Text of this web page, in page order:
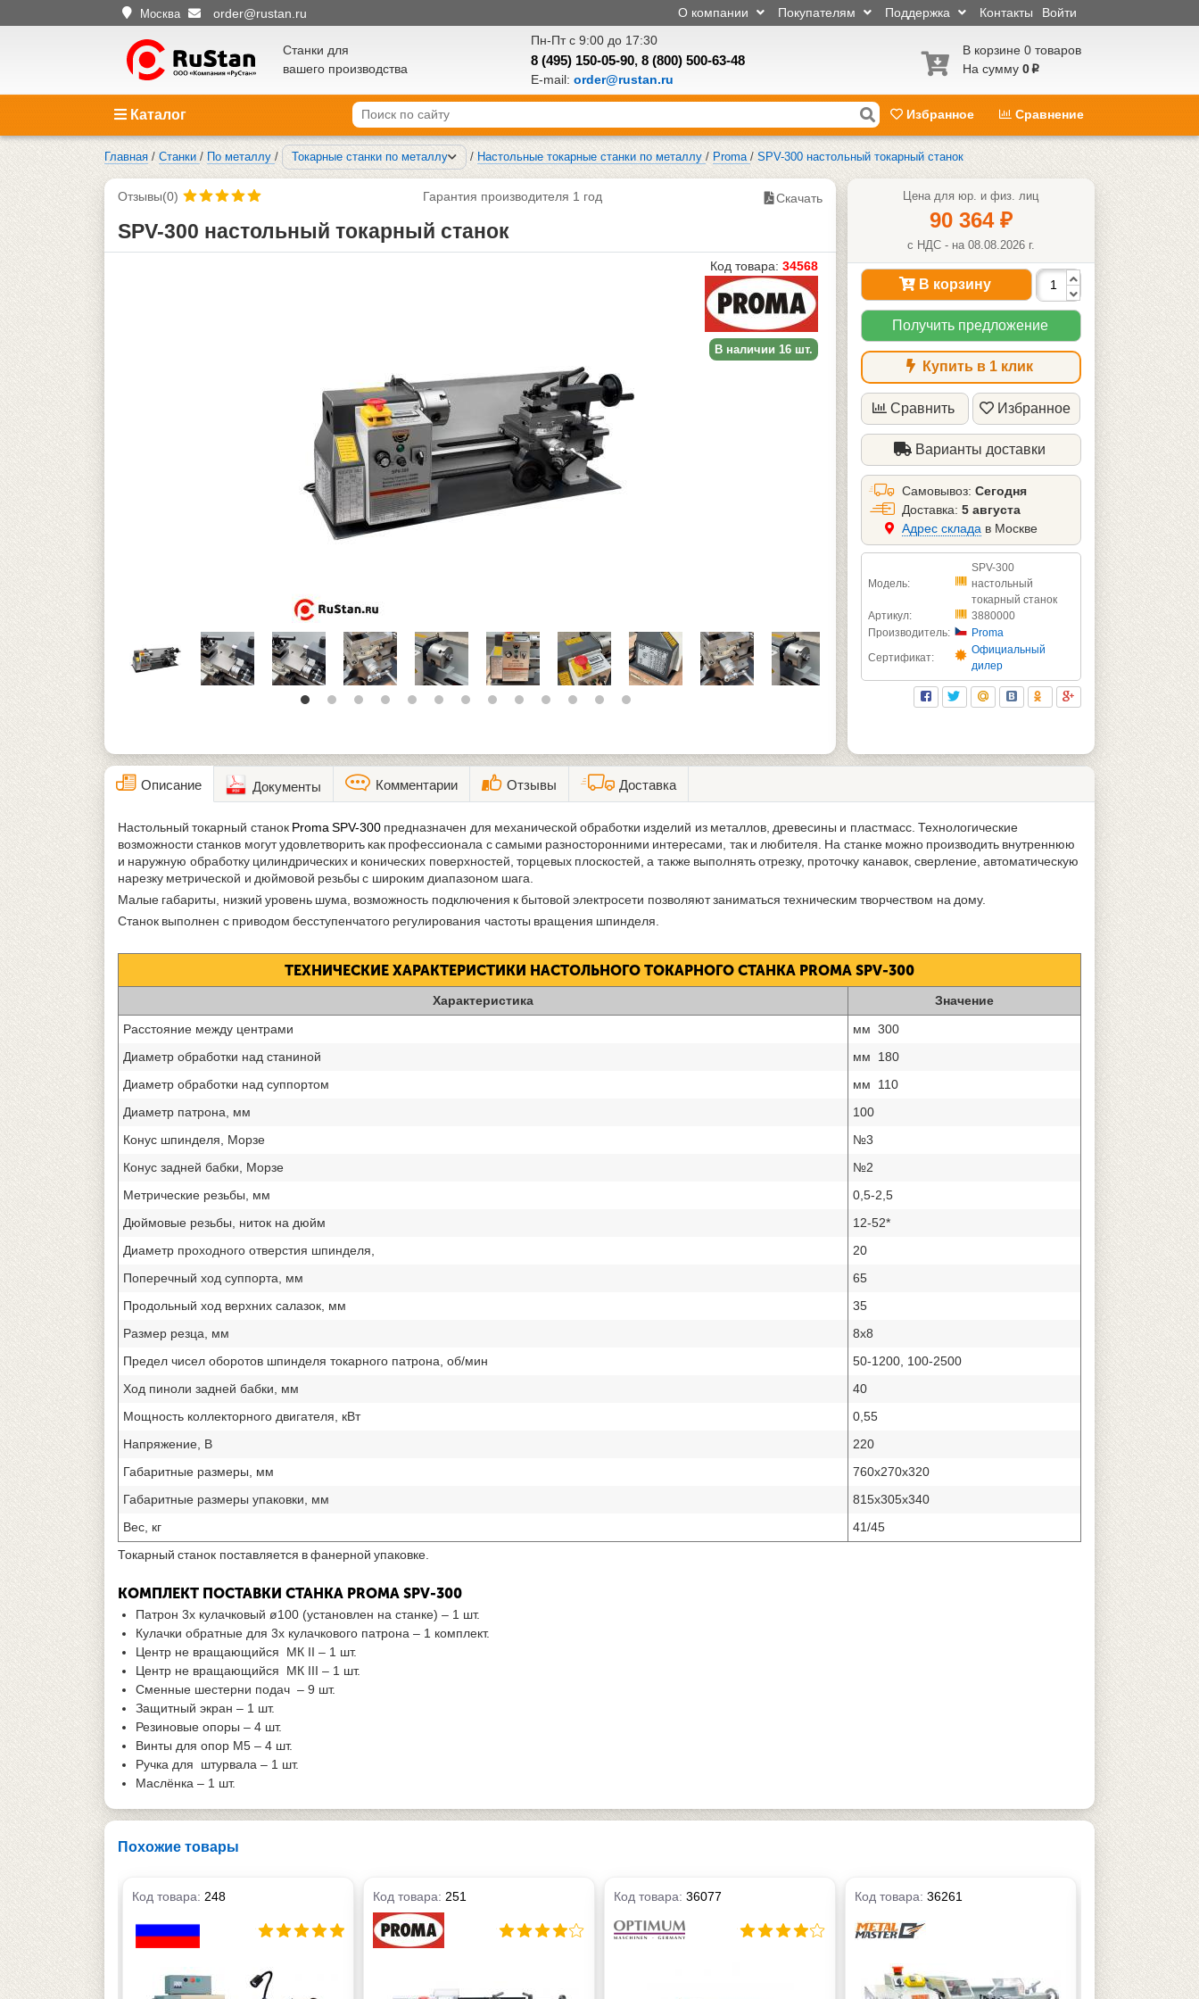
Москва order@rustan.ru Войти
Контакты
Поддержка
Покупателям
О компании
Станки для
вашего производства
Пн-Пт с 9:00 до 17:30
8 (495) 150-05-90, 8 (800) 500-63-48
E-mail: order@rustan.ru
В корзине 0 товаров
На сумму 0 p
Каталог Избранное Сравнение
Главная / Станки / По металлу / Токарные станки по металлу / Настольные токарные станки по металлу / Proma / SPV-300 настольный токарный станок
Отзывы(0) Гарантия производителя 1 год Скачать
SPV-300 настольный токарный станок
Код товара: 34568
В наличии 16 шт.
Цена для юр. и физ. лиц
90 364 ₽
с НДС - на 08.08.2026 г.
В корзину
Получить предложение
Купить в 1 клик
Сравнить Избранное
Варианты доставки
Самовывоз:Сегодня
Доставка:5 августа
Aдрес склада в Москве
Модель:
SPV-300
настольный
токарный станок
Артикул:
3880000
Производитель:
Proma
Сертификат:
Официальный
дилер
Описание Документы Комментарии Отзывы Доставка
Настольный токарный станок Proma SPV-300 предназначен для механической обработки изделий из металлов, древесины и пластмасс. Технологические
возможности станков могут удовлетворить как профессионала с самыми разносторонними интересами, так и любителя. На станке можно производить внутреннюю
и наружную обработку цилиндрических и конических поверхностей, торцевых плоскостей, а также выполнять отрезку, проточку канавок, сверление, автоматическую
нарезку метрической и дюймовой резьбы с широким диапазоном шага.
Малые габариты, низкий уровень шума, возможность подключения к бытовой электросети позволяют заниматься техническим творчеством на дому.
Станок выполнен с приводом бесступенчатого регулирования частоты вращения шпинделя.
ТЕХНИЧЕСКИЕ ХАРАКТЕРИСТИКИ НАСТОЛЬНОГО ТОКАРНОГО СТАНКА PROMA SPV-300
Характеристика
Значение
Расстояние между центрами
мм 300
Диаметр обработки над станиной
мм 180
Диаметр обработки над суппортом
мм 110
Диаметр патрона, мм
100
Конус шпинделя, Морзе
№3
Конус задней бабки, Морзе
№2
Метрические резьбы, мм
0,5-2,5
Дюймовые резьбы, ниток на дюйм
12-52*
Диаметр проходного отверстия шпинделя,
20
Поперечный ход суппорта, мм
65
Продольный ход верхних салазок, мм
35
Размер резца, мм
8x8
Предел чисел оборотов шпинделя токарного патрона, об/мин
50-1200, 100-2500
Ход пиноли задней бабки, мм
40
Мощность коллекторного двигателя, кВт
0,55
Напряжение, В
220
Габаритные размеры, мм
760x270x320
Габаритные размеры упаковки, мм
815x305x340
Вес, кг
41/45
Токарный станок поставляется в фанерной упаковке.
КОМПЛЕКТ ПОСТАВКИ СТАНКА PROMA SPV-300
Патрон 3х кулачковый ø100 (установлен на станке) – 1 шт.
Кулачки обратные для 3х кулачкового патрона – 1 комплект.
Центр не вращающийся МК II – 1 шт.
Центр не вращающийся МК III – 1 шт.
Сменные шестерни подач – 9 шт.
Защитный экран – 1 шт.
Резиновые опоры – 4 шт.
Винты для опор М5 – 4 шт.
Ручка для штурвала – 1 шт.
Маслёнка – 1 шт.
Похожие товары
Код товара: 248 Код товара: 251 Код товара: 36077 Код товара: 36261 Код товара: